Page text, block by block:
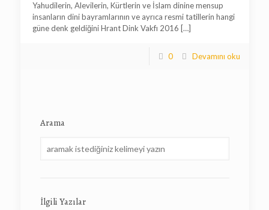
Yahudilerin, Alevilerin, Kürtlerin ve İslam dinine mensup
insanların dini bayramlarının ve ayrıca resmi tatillerin hangi
güne denk geldiğini Hrant Dink Vakfı 2016 […]
0 Devamını oku
Arama
İlgili Yazılar